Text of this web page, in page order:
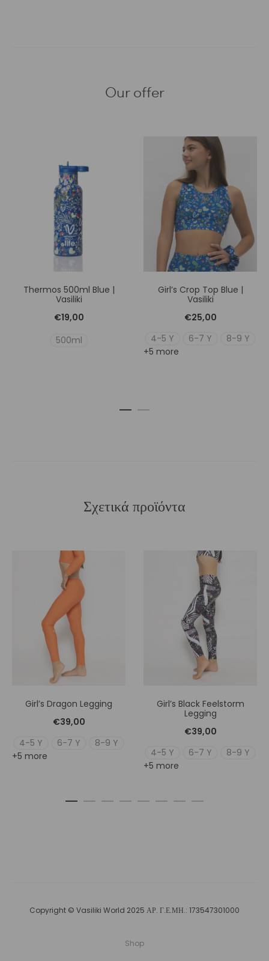
Our offer
Thermos 500ml Blue |
Vasiliki
€19,00
500ml
Girl’s Crop Top Blue |
Vasiliki
€25,00
4-5 Y
6-7 Y
8-9 Y
+5 more
Σχετικά προϊόντα
Girl’s Dragon Legging
€39,00
4-5 Y
6-7 Y
8-9 Y
+5 more
Girl’s Black Feelstorm
Legging
€39,00
4-5 Y
6-7 Y
8-9 Y
+5 more
Copyright © Vasiliki World 2025 ΑΡ. Γ.Ε.ΜΗ.: 173547301000
Shop